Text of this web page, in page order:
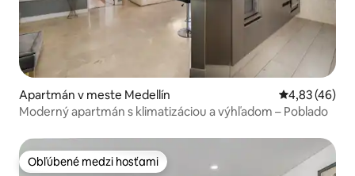
Apartmán v meste Medellín Priemerné
4,83 (46)
Moderný apartmán s klimatizáciou a výhľadom – Poblado
Obľúbené medzi hosťami
Obľúbené medzi hosťami